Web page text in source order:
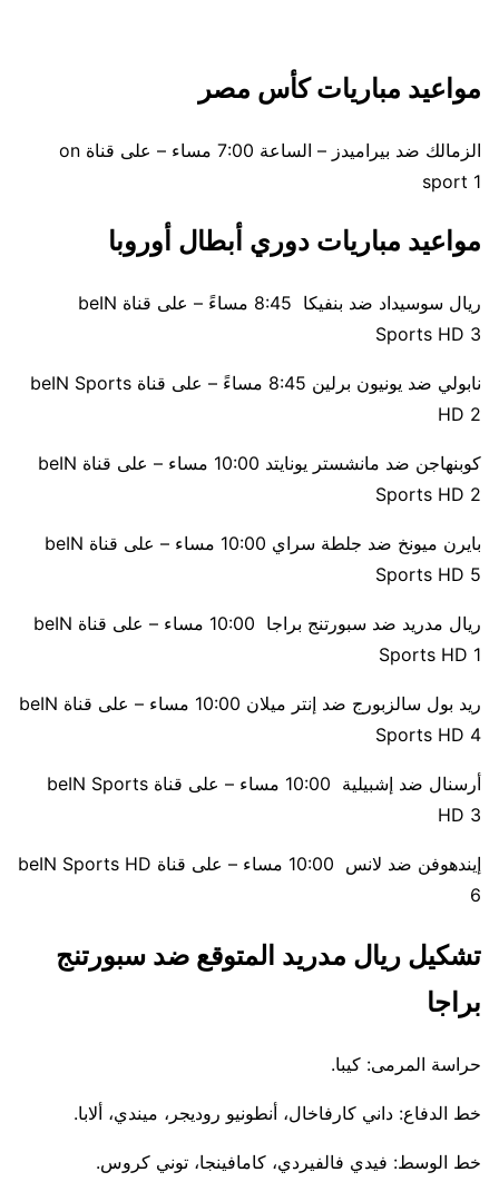
مواعيد مباريات كأس مصر
الزمالك ضد بيراميدز – الساعة 7:00 مساء – على قناة on
sport 1
مواعيد مباريات دوري أبطال أوروبا
ريال سوسيداد ضد بنفيكا 8:45 مساءً – على قناة beIN
Sports HD 3
نابولي ضد يونيون برلين 8:45 مساءً – على قناة beIN Sports
HD 2
كوبنهاجن ضد مانشستر يونايتد 10:00 مساء – على قناة beIN
Sports HD 2
بايرن ميونخ ضد جلطة سراي 10:00 مساء – على قناة beIN
Sports HD 5
ريال مدريد ضد سبورتنج براجا 10:00 مساء – على قناة beIN
Sports HD 1
ريد بول سالزبورج ضد إنتر ميلان 10:00 مساء – على قناة beIN
Sports HD 4
أرسنال ضد إشبيلية 10:00 مساء – على قناة beIN Sports
HD 3
إيندهوفن ضد لانس 10:00 مساء – على قناة beIN Sports HD
6
تشكيل ريال مدريد المتوقع ضد سبورتنج
براجا
حراسة المرمى: كيبا.
خط الدفاع: داني كارفاخال، أنطونيو روديجر، ميندي، ألابا.
خط الوسط: فيدي فالفيردي، كامافينجا، توني كروس.